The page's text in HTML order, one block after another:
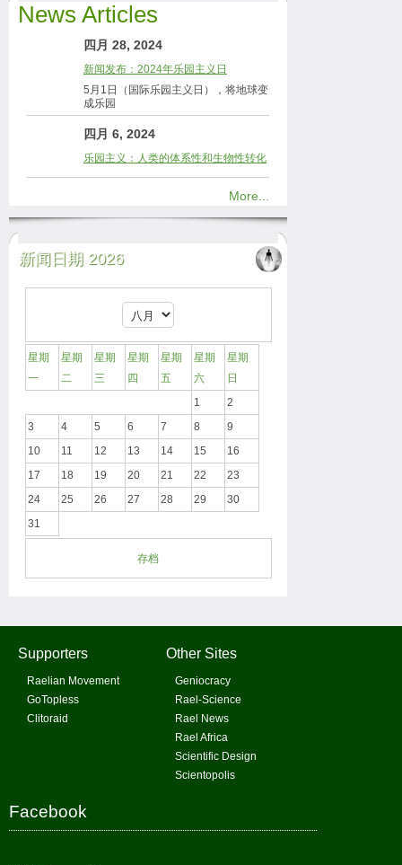
News Articles
四月 28, 2024
新闻发布：2024年乐园主义日
5月1日（国际乐园主义日），将地球变
成乐园
四月 6, 2024
乐园主义：人类的体系性和生物性转化
More...
新闻日期 2026
星期
一
星期
二
星期
三
星期
四
星期
五
星期
六
星期
日
1
2
3
4 5 6 7 8
9
10
11 12 13 14 15
16
17
18 19 20 21 22
23
24
25 26 27 28 29
30
31
存档
Supporters
Raelian Movement
GoTopless
Clitoraid
Other Sites
Geniocracy
Rael-Science
Rael News
Rael Africa
Scientific Design
Scientopolis
Facebook